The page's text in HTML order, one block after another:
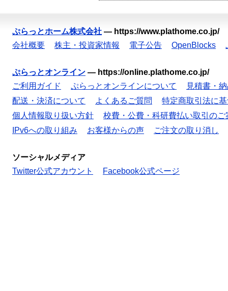
ぷらっとホーム株式会社 — https://www.plathome.co.jp/
会社概要
株主・投資家情報 電子公告 OpenBlocks
ぷらっとオンライン — https://online.plathome.co.jp/
ご利用ガイド
ぷらっとオンラインについて
見積書・
配送・決済について
よくあるご質問
特定商取引法に
個人情報取り扱い方針
校費・公費・科研費払い取引のご
IPv6への取り組み
お客様からの声 ご注文の取り消し
ソーシャルメディア
Twitter公式アカウント
Facebook公式ページ